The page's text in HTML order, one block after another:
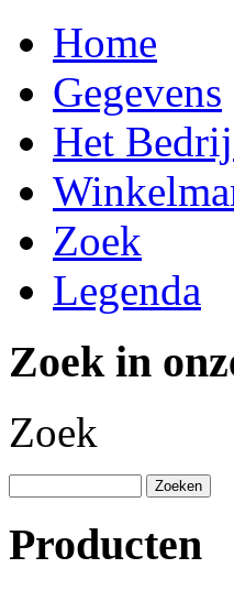
Home
Gegevens
Het
Zoek
Legenda
Zoek in
Zoek
Producten